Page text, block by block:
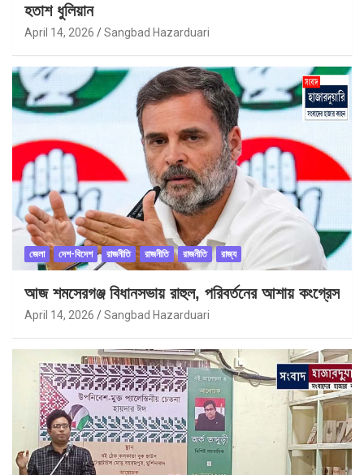
হতাশ ধুলিয়ান
April 14, 2026 Sangbad Hazarduari
জেলা দেশ-বিদেশ রাজনীতি রাজনীতি রাজনীতি রাজ্য
আজ শমসেরগঞ্জ বিধানসভায় রাহুল, পরিবর্তনের আশায় কংগ্রেস
April 14, 2026 Sangbad Hazarduari